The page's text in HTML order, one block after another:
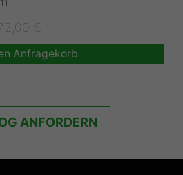
€
Anfragekorb
ANFORDERN